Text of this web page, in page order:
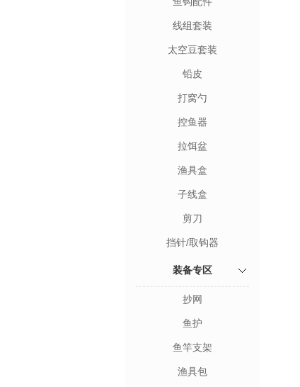
线组套装
太空豆套装
铅皮
打窝勺
控鱼器
拉饵盆
渔具盒
子线盒
剪刀
挡针/取钩器
装备专区
抄网
鱼护
鱼竿支架
渔具包